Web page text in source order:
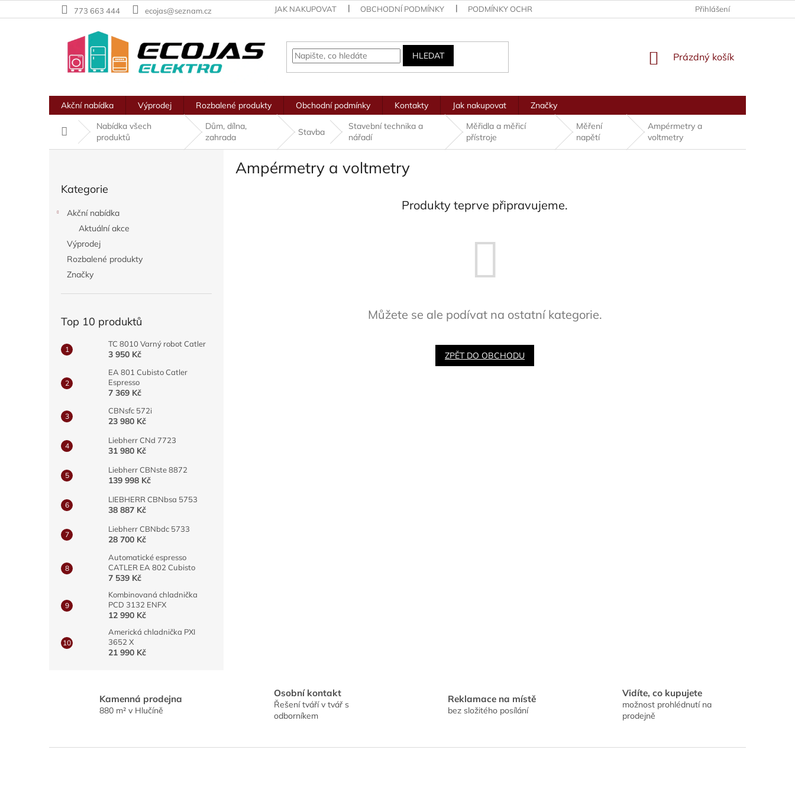
na
773 663 444 ecojas@seznam.cz JAK NAKUPOVAT OBCHODNÍ PODMÍNKY PODMÍNKY OCHRANY OSOBNÍCH ÚDAJŮ Přihlášení
HLEDAT
NÁKUPNÍ
Prázdný košík
Akční nabídka Výprodej Rozbalené produkty Obchodní podmínky Kontakty Jak nakupovat Značky
Domů
Nabídka všech
produktů
Dům, dílna,
zahrada
Stavba
Stavební technika a
nářadí
Měřidla a měřicí
přístroje
Měření
napětí
Ampérmetry a
voltmetry
kategorie
Kategorie
Akční nabídka
Aktuální akce
Výprodej
Rozbalené produkty
Značky
Top 10 produktů
TC 8010 Varný robot Catler
3 950 Kč
EA 801 Cubisto Catler
Espresso
7 369 Kč
CBNsfc 572i
23 980 Kč
Liebherr CNd 7723
31 980 Kč
Liebherr CBNste 8872
139 998 Kč
LIEBHERR CBNbsa 5753
38 887 Kč
Liebherr CBNbdc 5733
28 700 Kč
Automatické espresso
CATLER EA 802 Cubisto
7 539 Kč
Kombinovaná chladnička
PCD 3132 ENFX
12 990 Kč
Americká chladnička PXI
3652 X
21 990 Kč
Ampérmetry a voltmetry
Produkty teprve připravujeme.
Můžete se ale podívat na ostatní kategorie.
ZPĚT DO OBCHODU
Kamenná prodejna
880 m² v Hlučíně
Osobní kontakt
Řešení tváří v tvář s
odborníkem
Reklamace na místě
bez složitého posílání
Vidíte, co kupujete
možnost prohlédnutí na
prodejně